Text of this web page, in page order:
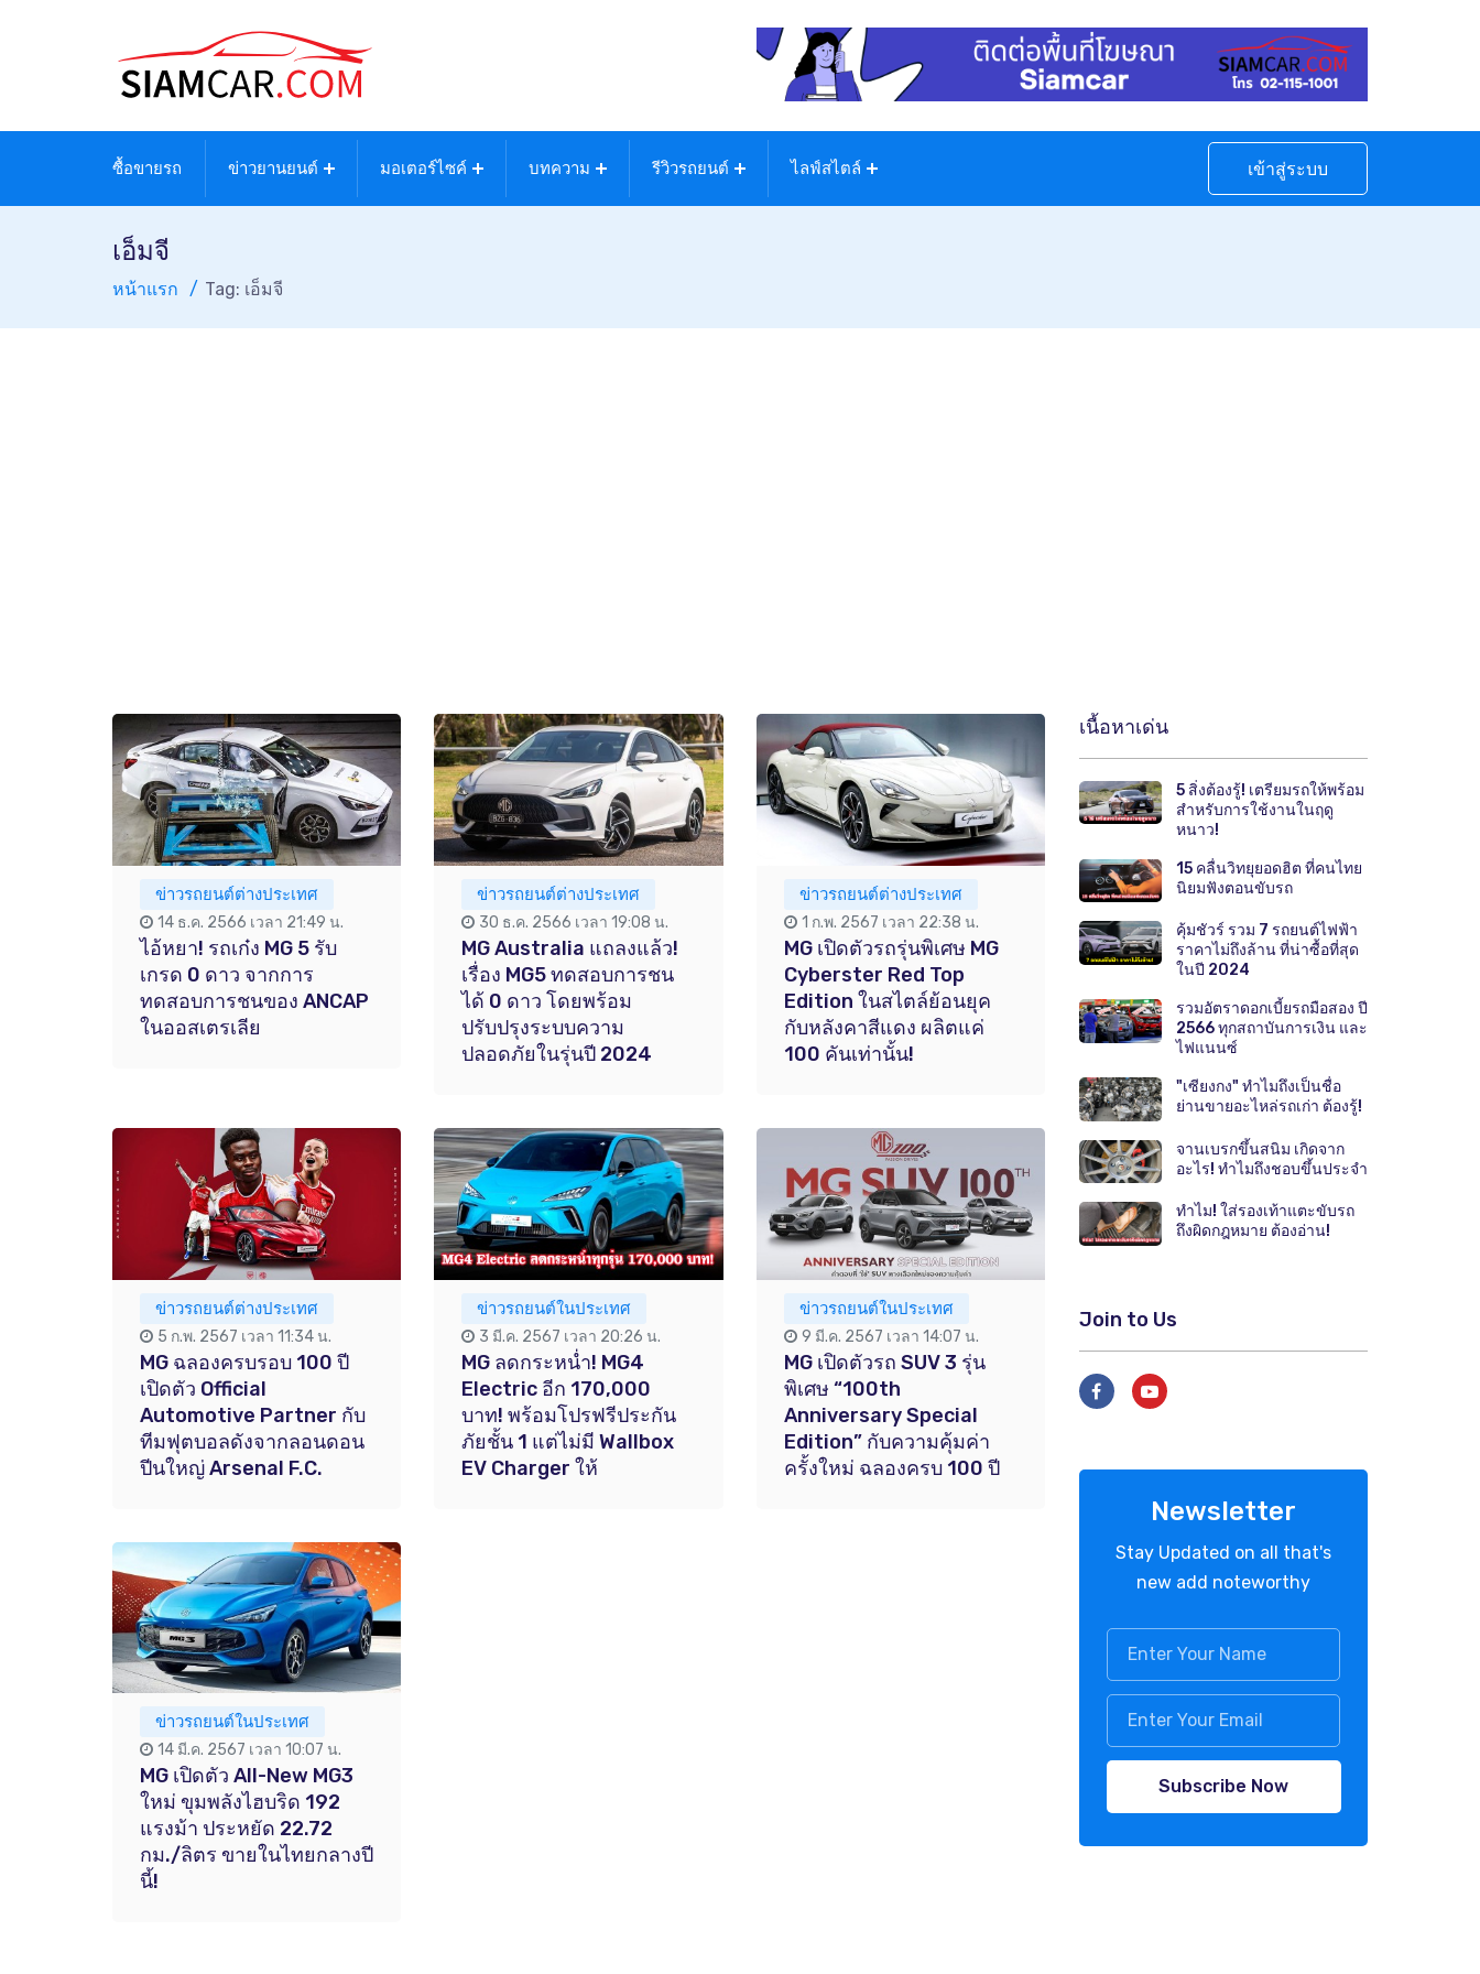
ซื้อขายรถ ข่าวยานยนต์ มอเตอร์ไซค์ บทความ รีวิวรถยนต์ ไลฟ์สไตล์ เข้าสู่ระบบ
เอ็มจี
หน้าแรก Tag: เอ็มจี
ข่าวรถยนต์ต่างประเทศ
14 ธ.ค. 2566 เวลา 21:49 น.
ไอ้หยา! รถเก๋ง MG 5 รับ
เกรด 0 ดาว จากการ
ทดสอบการชนของ ANCAP
ในออสเตรเลีย
ข่าวรถยนต์ต่างประเทศ
30 ธ.ค. 2566 เวลา 19:08 น.
MG Australia แถลงแล้ว!
เรื่อง MG5 ทดสอบการชน
ได้ 0 ดาว โดยพร้อม
ปรับปรุงระบบความ
ปลอดภัยในรุ่นปี 2024
ข่าวรถยนต์ต่างประเทศ
1 ก.พ. 2567 เวลา 22:38 น.
MG เปิดตัวรถรุ่นพิเศษ MG
Cyberster Red Top
Edition ในสไตล์ย้อนยุค
กับหลังคาสีแดง ผลิตแค่
100 คันเท่านั้น!
ข่าวรถยนต์ต่างประเทศ
5 ก.พ. 2567 เวลา 11:34 น.
MG ฉลองครบรอบ 100 ปี
เปิดตัว Official
Automotive Partner กับ
ทีมฟุตบอลดังจากลอนดอน
ปีนใหญ่ Arsenal F.C.
ข่าวรถยนต์ในประเทศ
3 มี.ค. 2567 เวลา 20:26 น.
MG ลดกระหน่ำ! MG4
Electric อีก 170,000
บาท! พร้อมโปรฟรีประกัน
ภัยชั้น 1 แต่ไม่มี Wallbox
EV Charger ให้
ข่าวรถยนต์ในประเทศ
9 มี.ค. 2567 เวลา 14:07 น.
MG เปิดตัวรถ SUV 3 รุ่น
พิเศษ “100th
Anniversary Special
Edition” กับความคุ้มค่า
ครั้งใหม่ ฉลองครบ 100 ปี
ข่าวรถยนต์ในประเทศ
14 มี.ค. 2567 เวลา 10:07 น.
MG เปิดตัว All-New MG3
ใหม่ ขุมพลังไฮบริด 192
แรงม้า ประหยัด 22.72
กม./ลิตร ขายในไทยกลางปี
นี้!
เนื้อหาเด่น
5 สิ่งต้องรู้! เตรียมรถให้พร้อม
สำหรับการใช้งานในฤดู
หนาว!
15 คลื่นวิทยุยอดฮิต ที่คนไทย
นิยมฟังตอนขับรถ
คุ้มชัวร์ รวม 7 รถยนต์ไฟฟ้า
ราคาไม่ถึงล้าน ที่น่าซื้อที่สุด
ในปี 2024
รวมอัตราดอกเบี้ยรถมือสอง ปี
2566 ทุกสถาบันการเงิน และ
ไฟแนนซ์
"เซียงกง" ทำไมถึงเป็นชื่อ
ย่านขายอะไหล่รถเก่า ต้องรู้!
จานเบรกขึ้นสนิม เกิดจาก
อะไร! ทำไมถึงชอบขึ้นประจำ
ทำไม! ใส่รองเท้าแตะขับรถ
ถึงผิดกฎหมาย ต้องอ่าน!
Join to Us
Newsletter
Stay Updated on all that's
new add noteworthy
Subscribe Now